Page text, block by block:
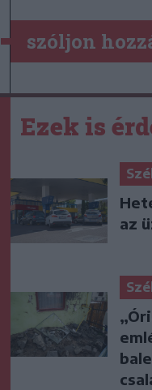
szóljon
Ezek is
az